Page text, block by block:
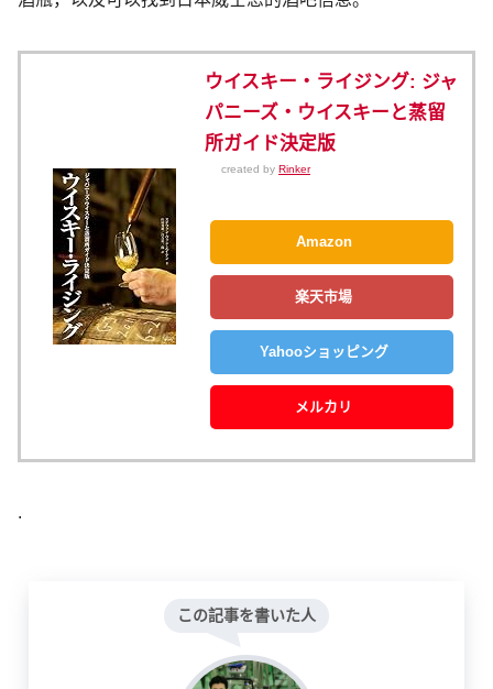
ウイスキー・ライジング: ジャ
パニーズ・ウイスキーと蒸留
所ガイド決定版
created by Rinker
Amazon
楽天市場
Yahooショッピング
メルカリ
.
この記事を書いた人